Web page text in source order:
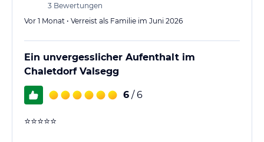
3 Bewertungen
Vor 1 Monat • Verreist als Familie im Juni 2026
Ein unvergesslicher Aufenthalt im
Chaletdorf Valsegg
6 / 6
⭐⭐⭐⭐⭐